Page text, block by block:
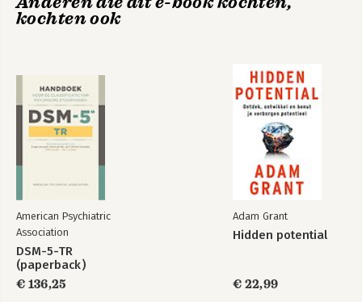
kochten ook
American Psychiatric
Association
DSM-5-TR
(paperback)
€ 136,25
Adam Grant
Hidden potential
€ 22,99